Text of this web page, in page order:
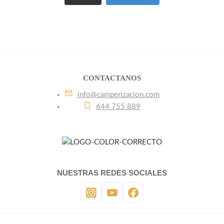
CONTACTANOS
info@camperizacion.com
644 755 889
NUESTRAS REDES SOCIALES